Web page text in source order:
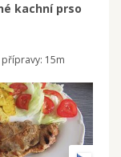
kachní prso
15m